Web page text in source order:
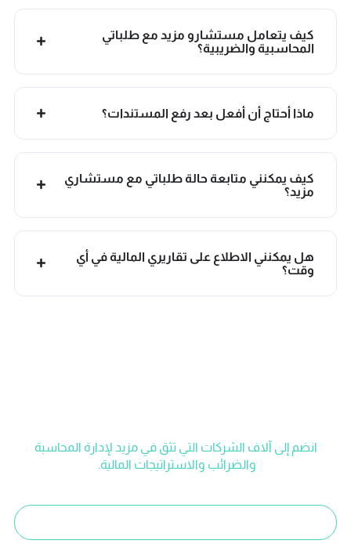
كيف يتعامل مستشارو مزيد مع طلباتي
المحاسبية والضريبية؟
ماذا أحتاج أن أفعل بعد رفع المستندات؟
كيف يمكنني متابعة حالة طلباتي مع مستشاري
مزيد؟
هل يمكنني الاطلاع على تقاريري المالية في أي
وقت؟
انضم إلى آلاف الشركات التي تثق في مزيد لإدارة المحاسبة
والضرائب والاستراتيجات المالية.